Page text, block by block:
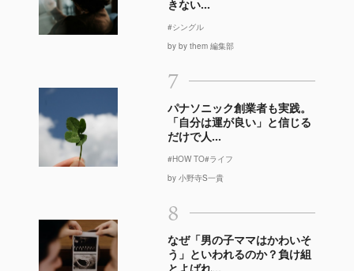
きない...
#シングル
by by them 編集部
7
パナソニック創業者も実践。
「自分は運が良い」と信じる
だけで人...
#HOW TO#ライフ
by 小野寺S一貴
8
なぜ「男の子ママはかわいそ
う」といわれるのか？負け組